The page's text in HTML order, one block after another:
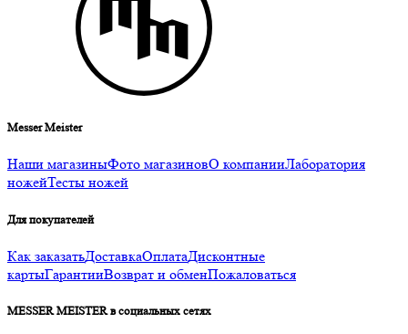
Messer Meister
Наши магазиныФото магазиновО компанииЛаборатория
ножейТесты ножей
Для покупателей
Как заказатьДоставкаОплатаДисконтные
картыГарантииВозврат и обменПожаловаться
MESSER MEISTER в социальных сетях